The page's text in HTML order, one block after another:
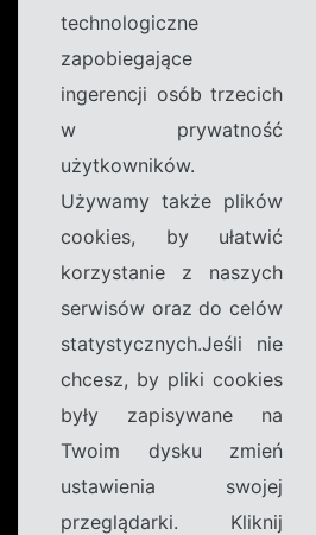
technologiczne
zapobiegające
ingerencji osób trzecich
w prywatność
użytkowników.
Używamy także plików
cookies, by ułatwić
korzystanie z naszych
serwisów oraz do celów
statystycznych.Jeśli nie
chcesz, by pliki cookies
były zapisywane na
Twoim dysku zmień
ustawienia swojej
przeglądarki. Kliknij